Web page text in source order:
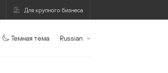
Для крупного бизнеса
Темная тема Russian